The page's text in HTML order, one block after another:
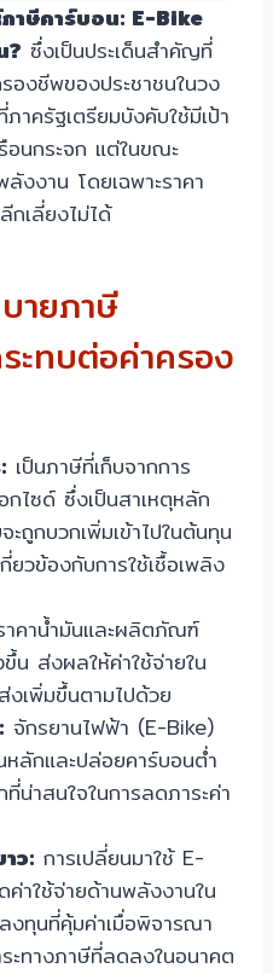
ภาษีคาร์บอน: E-Bike
? ซึ่งเป็นประเด็นสำคัญที่
องชีพของประชาชนในวง
าครัฐเตรียมบังคับใช้มีเป้า
อนกระจก แต่ในขณะ
งงาน โดยเฉพาะราคา
กเลี่ยงไม่ได้
ายภาษี
ะทบต่อค่าครอง
เป็นภาษีที่เก็บจากการ
ไซด์ ซึ่งเป็นสาเหตุหลัก
ถูกบวกเพิ่มเข้าไปในต้นทุน
ยวข้องกับการใช้เชื้อเพลิง
าคาน้ำมันและผลิตภัณฑ์
น ส่งผลให้ค่าใช้จ่ายใน
งเพิ่มขึ้นตามไปด้วย
จักรยานไฟฟ้า (E-Bike)
ลักและปล่อยคาร์บอนต่ำ
น่าสนใจในการลดภาระค่า
ว: การเปลี่ยนมาใช้ E-
าใช้จ่ายด้านพลังงานใน
งทุนที่คุ้มค่าเมื่อพิจารณา
ะทางภาษีที่ลดลงในอนาคต